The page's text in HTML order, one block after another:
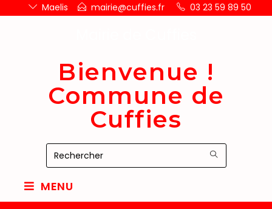
Maelis mairie@cuffies.fr 03 23 59 89 50
Bienvenue !
Commune de
Cuffies
MENU